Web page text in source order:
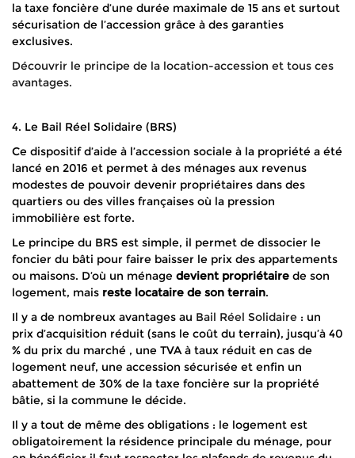
la taxe foncière d’une durée maximale de 15 ans et surtout
sécurisation de l’accession grâce à des garanties
exclusives.
Découvrir le principe de la location-accession et tous ces
avantages.
4. Le Bail Réel Solidaire (BRS)
Ce dispositif d’aide à l’accession sociale à la propriété a été
lancé en 2016 et permet à des ménages aux revenus
modestes de pouvoir devenir propriétaires dans des
quartiers ou des villes françaises où la pression
immobilière est forte.
Le principe du BRS est simple, il permet de dissocier le
foncier du bâti pour faire baisser le prix des appartements
ou maisons. D’où un ménage devient propriétaire de son
logement, mais reste locataire de son terrain.
Il y a de nombreux avantages au Bail Réel Solidaire : un
prix d’acquisition réduit (sans le coût du terrain), jusqu’à 40
% du prix du marché , une TVA à taux réduit en cas de
logement neuf, une accession sécurisée et enfin un
abattement de 30% de la taxe foncière sur la propriété
bâtie, si la commune le décide.
Il y a tout de même des obligations : le logement est
obligatoirement la résidence principale du ménage, pour